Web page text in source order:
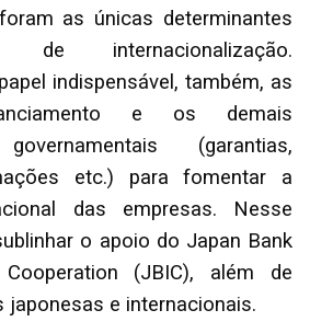
as únicas determinantes
internacionalização.
indispensável, também, as
e os demais
(garantias,
etc.) para fomentar a
das empresas. Nesse
o apoio do Japan Bank
(JBIC), além de
e internacionais.